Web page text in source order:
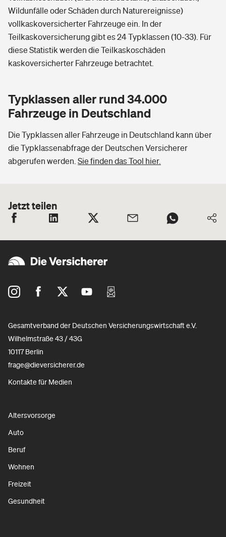
Wildunfälle oder Schäden durch Naturereignisse)
vollkaskoversicherter Fahrzeuge ein. In der
Teilkaskoversicherung gibt es 24 Typklassen (10-33). Für
diese Statistik werden die Teilkaskoschäden
kaskoversicherter Fahrzeuge betrachtet.
Typklassen aller rund 34.000
Fahrzeuge in Deutschland
Die Typklassen aller Fahrzeuge in Deutschland kann über
die Typklassenabfrage der Deutschen Versicherer
abgerufen werden. Sie finden das Tool hier.
Jetzt teilen
Gesamtverband der Deutschen Versicherungswirtschaft e.V.
Wilhelmstraße 43 / 43G
10117 Berlin
frage@dieversicherer.de
Kontakte für Medien
Altersvorsorge
Auto
Beruf
Wohnen
Freizeit
Gesundheit